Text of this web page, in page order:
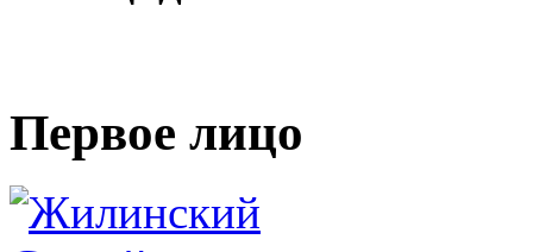
Первое лицо